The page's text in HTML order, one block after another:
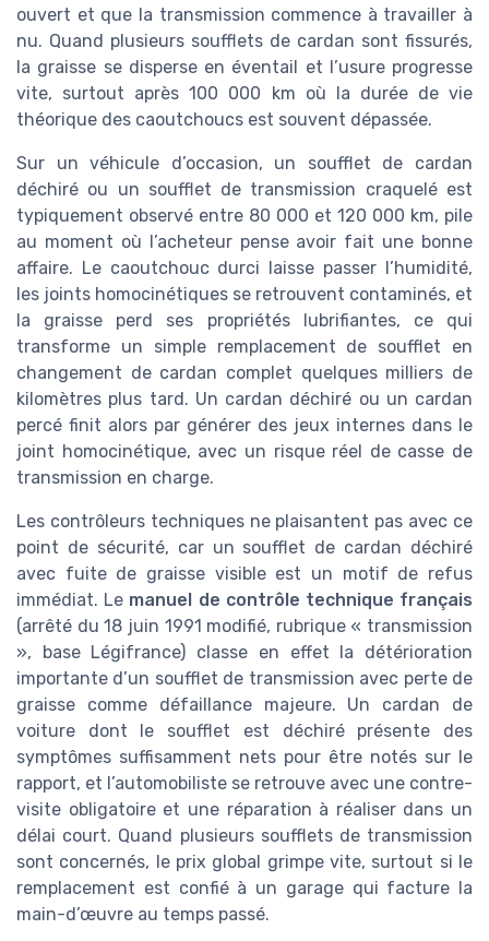
ouvert et que la transmission commence à travailler à
nu. Quand plusieurs soufflets de cardan sont fissurés,
la graisse se disperse en éventail et l’usure progresse
vite, surtout après 100 000 km où la durée de vie
théorique des caoutchoucs est souvent dépassée.
Sur un véhicule d’occasion, un soufflet de cardan
déchiré ou un soufflet de transmission craquelé est
typiquement observé entre 80 000 et 120 000 km, pile
au moment où l’acheteur pense avoir fait une bonne
affaire. Le caoutchouc durci laisse passer l’humidité,
les joints homocinétiques se retrouvent contaminés, et
la graisse perd ses propriétés lubrifiantes, ce qui
transforme un simple remplacement de soufflet en
changement de cardan complet quelques milliers de
kilomètres plus tard. Un cardan déchiré ou un cardan
percé finit alors par générer des jeux internes dans le
joint homocinétique, avec un risque réel de casse de
transmission en charge.
Les contrôleurs techniques ne plaisantent pas avec ce
point de sécurité, car un soufflet de cardan déchiré
avec fuite de graisse visible est un motif de refus
immédiat. Le manuel de contrôle technique français
(arrêté du 18 juin 1991 modifié, rubrique « transmission
», base Légifrance) classe en effet la détérioration
importante d’un soufflet de transmission avec perte de
graisse comme défaillance majeure. Un cardan de
voiture dont le soufflet est déchiré présente des
symptômes suffisamment nets pour être notés sur le
rapport, et l’automobiliste se retrouve avec une contre-
visite obligatoire et une réparation à réaliser dans un
délai court. Quand plusieurs soufflets de transmission
sont concernés, le prix global grimpe vite, surtout si le
remplacement est confié à un garage qui facture la
main-d’œuvre au temps passé.